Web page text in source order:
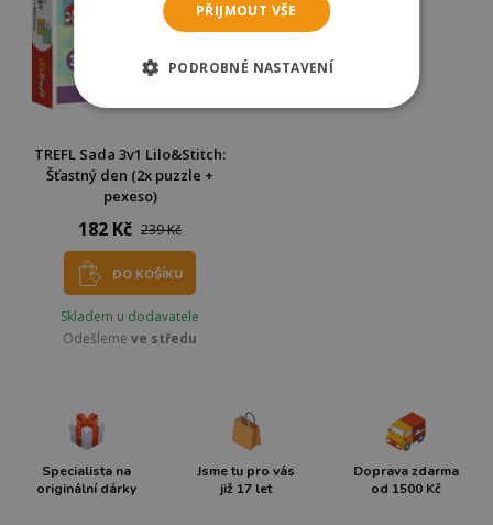
TREFL Sada 3v1 Lilo&Stitch:
Šťastný den (2x puzzle +
pexeso)
182 Kč 239 Kč
DO KOŠÍKU
Skladem u dodavatele
Odešleme ve středu
Specialista na
originální dárky
Jsme tu pro vás
již 17 let
Doprava zdarma
od 1500 Kč
PŘIJMOUT VŠE
PODROBNÉ NASTAVENÍ